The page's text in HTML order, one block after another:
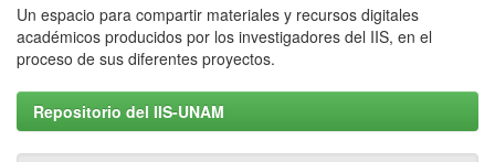
Un espacio para compartir materiales y recursos digitales
académicos producidos por los investigadores del IIS, en el
proceso de sus diferentes proyectos.
Repositorio del IIS-UNAM